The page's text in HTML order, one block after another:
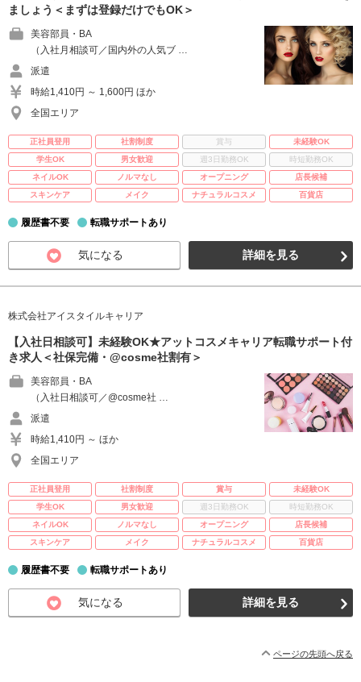
ましょう＜まずは登録だけでもOK＞
美容部員・BA
（入社月相談可／国内外の人気ブ …
派遣
時給1,410円 ～ 1,600円 ほか
全国エリア
正社員登用 社割制度 賞与
未経験OK
学生OK
男女歓迎 週3日勤務OK
時短勤務OK
ネイルOK
ノルマなし オープニング
店長候補
スキンケア
メイク ナチュラルコスメ 百貨店
履歴書不要 転職サポートあり
気になる 詳細を見る
株式会社アイスタイルキャリア
【入社日相談可】未経験OK★アットコスメキャリア転職サポート付
き求人＜社保完備・@cosme社割有＞
美容部員・BA
（入社日相談可／@cosme社 …
派遣
時給1,410円 ～ ほか
全国エリア
正社員登用 社割制度 賞与
未経験OK
学生OK
男女歓迎 週3日勤務OK
時短勤務OK
ネイルOK
ノルマなし オープニング
店長候補
スキンケア
メイク ナチュラルコスメ 百貨店
履歴書不要 転職サポートあり
気になる 詳細を見る
ページの先頭へ戻る